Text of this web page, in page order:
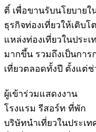
ติ์ เพื่อขานรับนโยบาย
ธุรกิจท่องเที่ยวให้เติบ
แหล่งท่องเที่ยวในประ
มากขึ้น รวมถึงเป็นกา
เที่ยวตลอดทั้งปี ตั้งแต่
ผู้เข้าร่วมแสดงงาน
โรงแรม รีสอร์ท ที่พัก
บริษัทนำเที่ยวในประเท